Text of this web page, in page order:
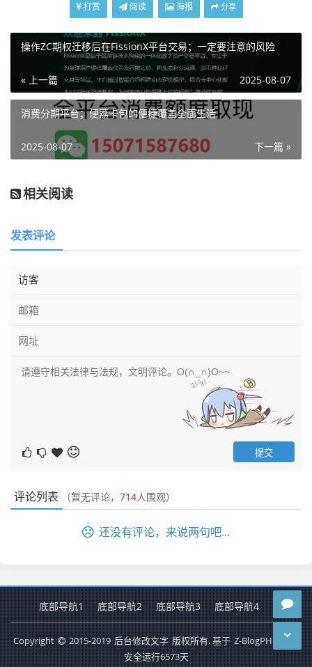
打赏 阅读 海报 分享
操作ZC期权迁移后在FissionX平台交易；一定要注意的风险
« 上一篇 2025-08-07
消费分期平台；便荔卡包的便捷覆盖全面生活
下一篇 »
2025-08-07
相关阅读
发表评论
评论列表 （暂无评论， 714人围观）
还没有评论，来说两句吧...
底部导航1 底部导航2 底部导航3 底部导航4
Copyright 2015-2019 后台修改文字 版权所有. 基于 Z-BlogPHP
搭建
安全运行6573天